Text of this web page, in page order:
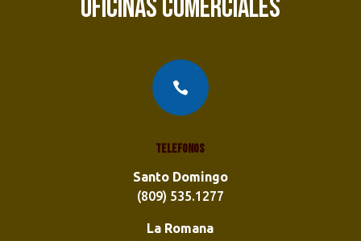
OFICINAS COMERCIALES

Telefonos
Santo Domingo
(809) 535.1277
La Romana